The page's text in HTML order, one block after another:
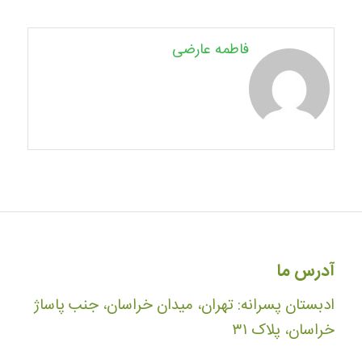
فاطمه عارضی
آدرس ما
ادبستان پسرانه: تهران، میدان خراسان، جنب پاساژ
خراسان، پلاک ۳۱